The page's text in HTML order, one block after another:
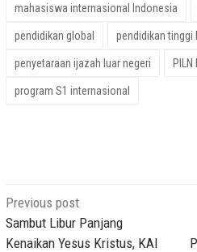
mahasiswa internasional Indonesia
pendidikan global pendidikan tinggi
penyetaraan ijazah luar negeri PILN
program S1 internasional
Post
navigation
Previous post
Sambut Libur Panjang
Kenaikan Yesus Kristus, KAI